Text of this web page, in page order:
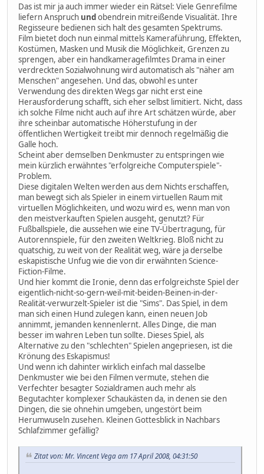
Das ist mir ja auch immer wieder ein Rätsel: Viele Genrefilme
liefern Anspruch undobendrein mitreißende Visualität. Ihre
Regisseure bedienen sich halt des gesamten Spektrums.
Film bietet doch nun einmal mittels Kameraführung, Effekten,
Kostümen, Masken und Musik die Möglichkeit, Grenzen zu
sprengen, aber ein handkameragefilmtes Drama in einer
verdreckten Sozialwohnung wird automatisch als "näher am
Menschen" angesehen. Und das, obwohl es unter
Verwendung des direkten Wegs gar nicht erst eine
Herausforderung schafft, sich eher selbst limitiert. Nicht, dass
ich solche Filme nicht auch auf ihre Art schätzen würde, aber
ihre scheinbar automatische Höherstufung in der
öffentlichen Wertigkeit treibt mir dennoch regelmäßig die
Galle hoch.
Scheint aber demselben Denkmuster zu entspringen wie
mein kürzlich erwähntes "erfolgreiche Computerspiele"-
Problem.
Diese digitalen Welten werden aus dem Nichts erschaffen,
man bewegt sich als Spieler in einem virtuellen Raum mit
virtuellen Möglichkeiten, und wozu wird es, wenn man von
den meistverkauften Spielen ausgeht, genutzt? Für
Fußballspiele, die aussehen wie eine TV-Übertragung, für
Autorennspiele, für den zweiten Weltkrieg. Bloß nicht zu
quatschig, zu weit von der Realität weg, wäre ja derselbe
eskapistische Unfug wie die von dir erwähnten Science-
Fiction-Filme.
Und hier kommt die Ironie, denn das erfolgreichste Spiel der
eigentlich-nicht-so-gern-weil-mit-beiden-Beinen-in-der-
Realität-verwurzelt-Spieler ist die "Sims". Das Spiel, in dem
man sich einen Hund zulegen kann, einen neuen Job
annimmt, jemanden kennenlernt. Alles Dinge, die man
besser im wahren Leben tun sollte. Dieses Spiel, als
Alternative zu den "schlechten" Spielen angepriesen, ist die
Krönung des Eskapismus!
Und wenn ich dahinter wirklich einfach mal dasselbe
Denkmuster wie bei den Filmen vermute, stehen die
Verfechter besagter Sozialdramen auch mehr als
Begutachter komplexer Schaukästen da, in denen sie den
Dingen, die sie ohnehin umgeben, ungestört beim
Herumwuseln zusehen. Kleinen Gottesblick in Nachbars
Schlafzimmer gefällig?
Zitat von: Mr. Vincent Vega am 17 April 2008, 04:31:50